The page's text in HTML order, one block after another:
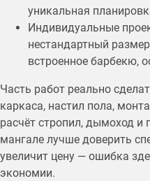
уникальная
Индивидуальные
нестандартный
встроенное барбекю,
Часть работ реально
каркаса, настил пола,
расчёт стропил, дымоход
мангале лучше доверить
увеличит цену — ошибка
экономии.